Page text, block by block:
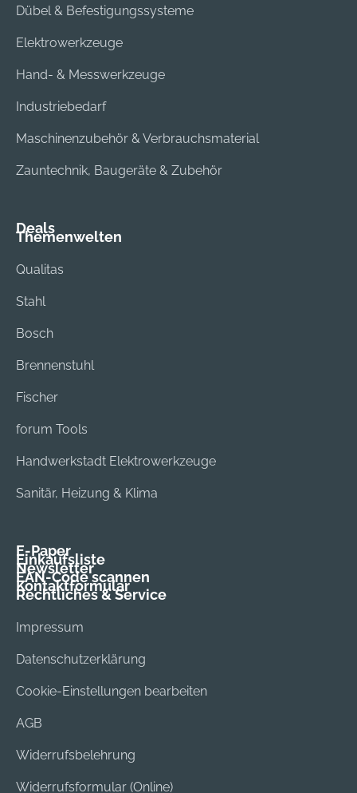
Dübel & Befestigungssysteme
Elektrowerkzeuge
Hand- & Messwerkzeuge
Industriebedarf
Maschinenzubehör & Verbrauchsmaterial
Zauntechnik, Baugeräte & Zubehör
Deals
Themenwelten
Qualitas
Stahl
Bosch
Brennenstuhl
Fischer
forum Tools
Handwerkstadt Elektrowerkzeuge
Sanitär, Heizung & Klima
E-Paper
Einkaufsliste
Newsletter
EAN-Code scannen
Kontaktformular
Rechtliches & Service
Impressum
Datenschutzerklärung
Cookie-Einstellungen bearbeiten
AGB
Widerrufsbelehrung
Widerrufsformular (Online)